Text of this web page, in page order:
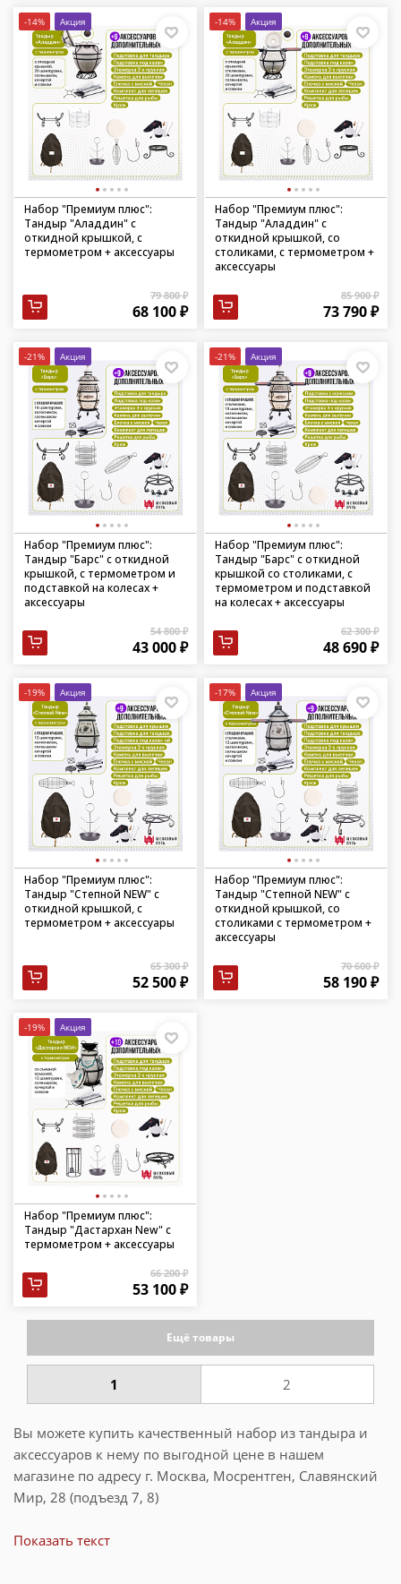
-14% Акция
Набор "Премиум плюс":
Тандыр "Аладдин" с
откидной крышкой, с
термометром + аксессуары
79 800 ₽
68 100 ₽
-14% Акция
Набор "Премиум плюс":
Тандыр "Аладдин" с
откидной крышкой, со
столиками, с термометром +
аксессуары
85 900 ₽
73 790 ₽
-21% Акция
Набор "Премиум плюс":
Тандыр "Барс" с откидной
крышкой, с термометром и
подставкой на колесах +
аксессуары
54 800 ₽
43 000 ₽
-21% Акция
Набор "Премиум плюс":
Тандыр "Барс" с откидной
крышкой со столиками, с
термометром и подставкой
на колесах + аксессуары
62 300 ₽
48 690 ₽
-19% Акция
Набор "Премиум плюс":
Тандыр "Степной NEW" с
откидной крышкой, с
термометром + аксессуары
65 300 ₽
52 500 ₽
-17% Акция
Набор "Премиум плюс":
Тандыр "Степной NEW" с
откидной крышкой, со
столиками с термометром +
аксессуары
70 600 ₽
58 190 ₽
-19% Акция
Набор "Премиум плюс":
Тандыр "Дастархан New" с
термометром + аксессуары
66 200 ₽
53 100 ₽
Ещё товары
1 2
Вы можете купить качественный набор из тандыра и
аксессуаров к нему по выгодной цене в нашем
магазине по адресу г. Москва, Мосрентген, Славянский
Мир, 28 (подъезд 7, 8)
Если вы хотите купить тандыр для личного
Показать текст